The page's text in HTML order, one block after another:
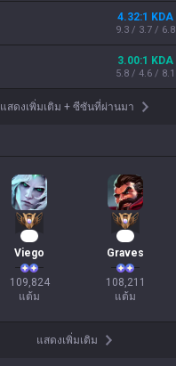
4.32:1 KDA
9.3 / 3.7 / 6.8
3.00:1 KDA
5.8 / 4.6 / 8.1
แสดงเพิ่มเติม + ซีซันที่ผ่านมา
Viego
109,824
แต้ม
Graves
108,211
แต้ม
แสดงเพิ่มเติม